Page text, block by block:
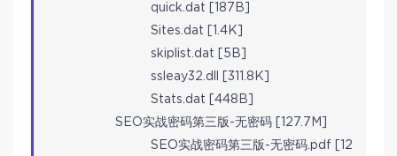
quick.dat [187B]
Sites.dat [1.4K]
skiplist.dat [5B]
ssleay32.dll [311.8K]
Stats.dat [448B]
SEO实战密码第三版-无密码 [127.7M]
SEO实战密码第三版-无密码.pdf [12